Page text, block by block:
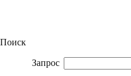
Поиск
Запрос